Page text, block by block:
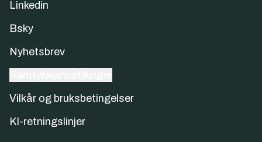
Linkedin
Bsky
Nyhetsbrev
Vilkår og bruksbetingelser
KI-retningslinjer